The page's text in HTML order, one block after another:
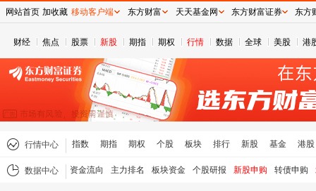
财经 焦点 股票 新股 期指 期权 行情 数据 全球 美股 港
行情中心 指数 期指 期权 个股 板块 排行 新股 基金 港股
数据中心 资金流向 主力排名 板块资金 个股研报 新股申购 转债申购
网站首页 加收藏 移动客户端 东方财富 天天基金网 东方财富证券 东方